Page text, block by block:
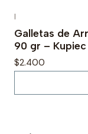
|
Galletas de
90 gr – Kupiec
$2.400